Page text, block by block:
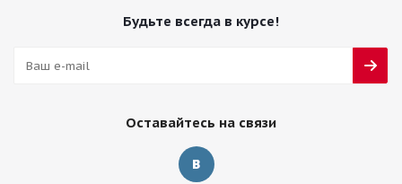
Будьте всегда в курсе!
Оставайтесь на связи